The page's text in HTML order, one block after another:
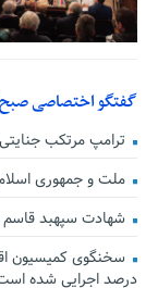
گفتگو اختصاصی صبح
ترامپ مرتکب
ملت و جمهوری
شهادت سپهبد قاسم
درصد اجرایی شده